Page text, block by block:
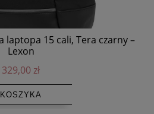
laptopa 15 cali, Tera czarny –
Lexon
329,00 zł